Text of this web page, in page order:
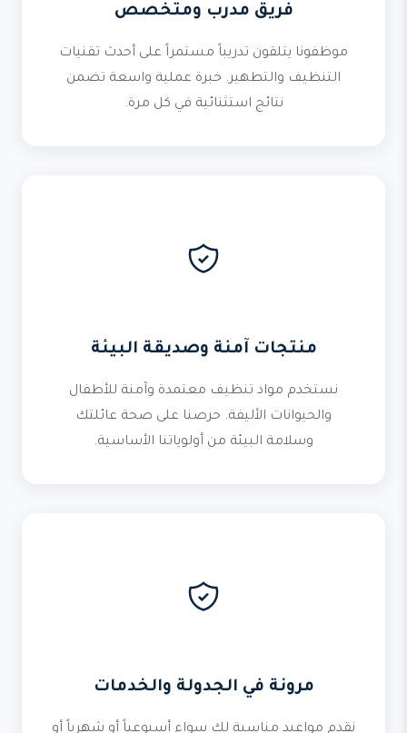
فريق مدرب ومتخصص
موظفونا يتلقون تدريباً مستمراً على أحدث تقنيات
التنظيف والتطهير. خبرة عملية واسعة تضمن
نتائج استثنائية في كل مرة.
منتجات آمنة وصديقة البيئة
نستخدم مواد تنظيف معتمدة وآمنة للأطفال
والحيوانات الأليفة. حرصنا على صحة عائلتك
وسلامة البيئة من أولوياتنا الأساسية.
مرونة في الجدولة والخدمات
نقدم مواعيد مناسبة لك سواء أسبوعياً أو شهرياً أو